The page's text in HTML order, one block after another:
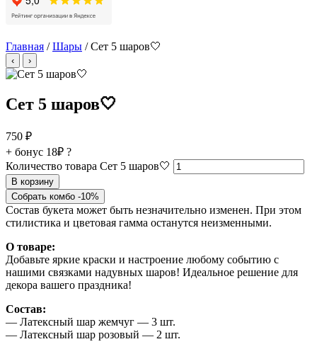
Главная /Шары / Сет 5 шаров🤍
‹ ›
Сет 5 шаров🤍
750 ₽
+ бонус 18₽ ?
Количество товара Сет 5 шаров🤍
В корзину
Собрать комбо -10%
Состав букета может быть незначительно изменен. При этом
стилистика и цветовая гамма останутся неизменными.
О товаре:
Добавьте яркие краски и настроение любому событию с
нашими связками надувных шаров! Идеальное решение для
декора вашего праздника!
Состав:
— Латексный шар жемчуг — 3 шт.
— Латексный шар розовый — 2 шт.